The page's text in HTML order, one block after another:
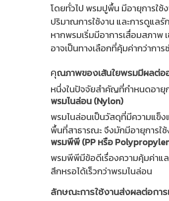
โดยทั่วไป พรมปูพื้น มีอายุการใช้
ปริมาณการใช้งาน และการดูแลรั
หากพรมเริ่มมีอาการเสื่อมสภาพ
อาจเป็นทางเลือกที่คุ้มค่ากว่ากา
คุณภาพของเส้นใยพรมมีผลต่อ
หนึ่งในปัจจัยสำคัญที่กำหนดอายุ
พรมไนล่อน (Nylon)
พรมไนล่อนเป็นวัสดุที่มีความแข็ง
พื้นที่สาธารณะ จึงมักมีอายุการใ
พรมพีพี (PP หรือ
พรมพีพีมีข้อดีเรื่องความคุ้มค่าแล
สึกหรอได้เร็วกว่าพรมไนล่อน
ลักษณะการใช้งานส่งผลต่อกา